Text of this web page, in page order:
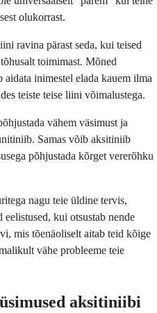
olukorrast.
ravina pärast seda, kui teised
toimimast. Mõned
inimestel elada kauem ilma
teiste teise liini võimalustega.
vähem väsimust ja
Samas võib aksitiniib
põhjustada kõrget vererõhku
nagu teie üldine tervis,
kui otsustab nende
mis tõenäoliselt aitab teid kõige
vähe probleeme teie
aksitiniibi